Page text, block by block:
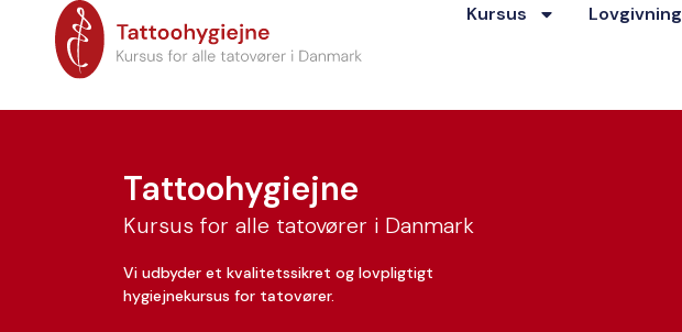
Kursus Lovgivning
Gustav Emil Bagge Lautrup
Tattoohygiejne
Kursus for alle tatovører i Danmark
Vi udbyder et kvalitetssikret og lovpligtigt
hygiejnekursus for tatovører.